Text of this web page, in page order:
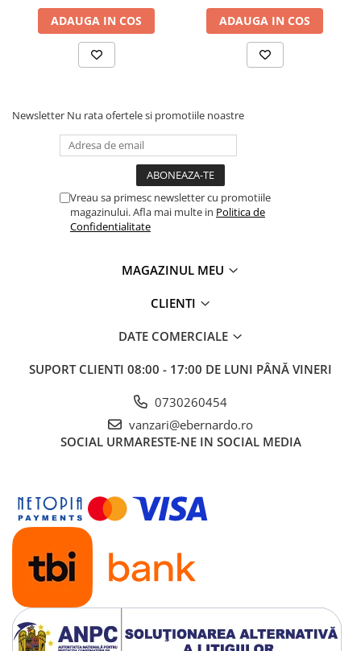
Micrometru
Micrometru de adancime
Micrometru de interior
Placi de granit de suprafață
Set unelte de masurare
Instrumente de decupare
Instrumente de găurit
Accesorii masini de gaurit si frezat
mecanice cu banda si disc
Accesorii pentru masini de ascutit
Accesorii pentru masini de gaurit
Accesorii pentru masini de slefuit
magnetice
Accesorii pentru strunguri
Accesorii polizor umed și uscat
Accesorii generale
Accesorii masini de slefuit cutite
de gravat
Accesorii pentru mașini de șlefuit
ADAUGA IN COS ADAUGA IN COS
Newsletter Nu rata ofertele si promotiile noastre
Vreau sa primesc newsletter cu promotiile
magazinului. Afla mai multe in Politica de
Confidentialitate
MAGAZINUL MEU
CLIENTI
DATE COMERCIALE
SUPORT CLIENTI 08:00 - 17:00 DE LUNI PÂNĂ VINERI
0730260454
vanzari@ebernardo.ro
SOCIAL URMARESTE-NE IN SOCIAL MEDIA